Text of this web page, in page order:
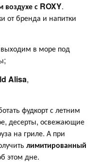
воздухе с ROXY.
от бренда и напитки
в море под
Alisa,
фудкорт с летним
десерты, освежающие
на гриле. А при
лимитированный
этом дне.